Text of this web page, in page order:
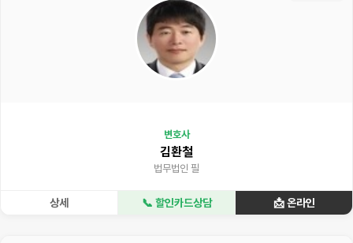
변호사
김환철
법무법인 필
상세 📞 할인카드상담 📩 온라인